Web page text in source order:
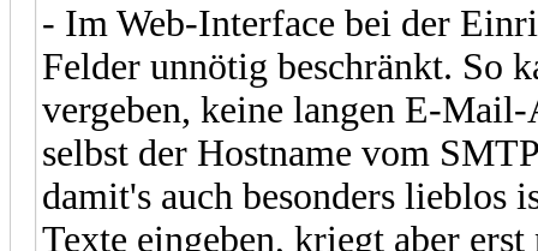
- Im Web-Interface bei der
Felder unnötig beschränkt. So
vergeben, keine langen E-Mail-
selbst der Hostname vom
damit's auch besonders lieblos
Texte eingeben, kriegt aber